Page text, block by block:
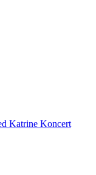
Katrine Koncert